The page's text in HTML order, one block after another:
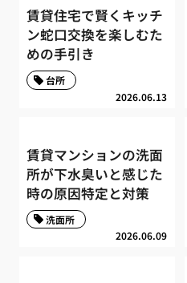
賃貸住宅で賢くキッチ
ン蛇口交換を楽しむた
めの手引き
2026.06.13
台所
賃貸マンションの洗面
所が下水臭いと感じた
時の原因特定と対策
2026.06.09
洗面所